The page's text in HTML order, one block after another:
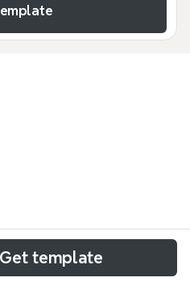
дня на 15 августа 2013
задачи по четырём
Get template